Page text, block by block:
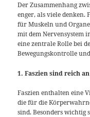
Der Zusammenhang
enger, als viele denken.
für Muskeln und
mit dem Nervensystem
eine zentrale Rolle bei
Bewegungskontrolle
1. Faszien sind reich
Faszien enthalten eine
die für die
sind. Besonders wichtig